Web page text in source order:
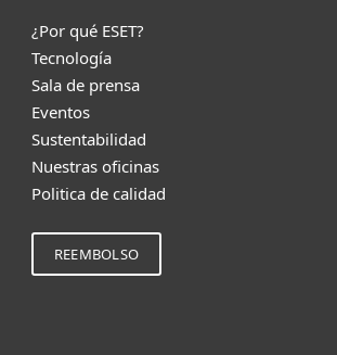
¿Por qué ESET?
Tecnología
Sala de prensa
Eventos
Sustentabilidad
Nuestras oficinas
Politica de calidad
REEMBOLSO